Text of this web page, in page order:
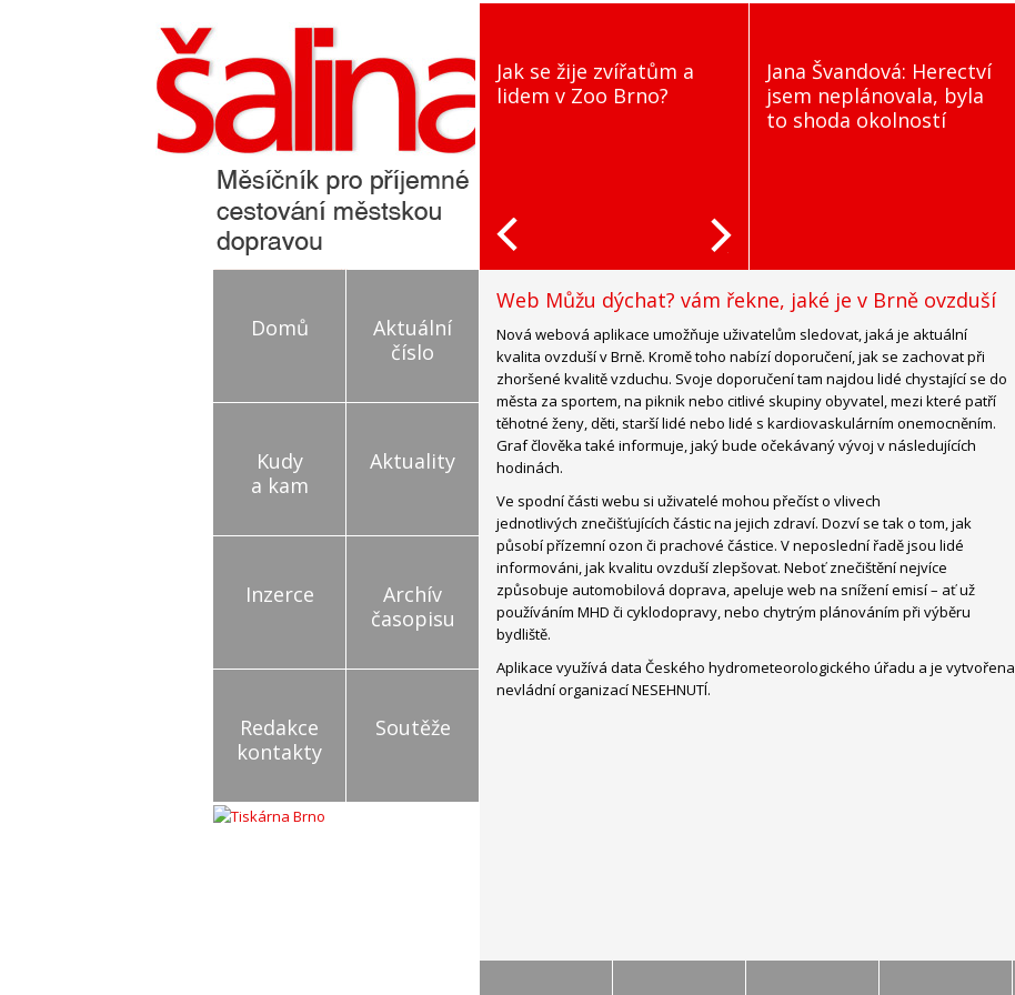
Jak se žije zvířatům a
lidem v Zoo Brno?
Jana Švandová: Herectví
jsem neplánovala, byla
to shoda okolností
Domů
Aktuální
číslo
Kudy
a kam
Aktuality
Inzerce
Archív
časopisu
Redakce
kontakty
Soutěže
Web Můžu dýchat? vám řekne, jaké je v Brně ovzduší
Nová webová aplikace umožňuje uživatelům sledovat, jaká je aktuální
kvalita ovzduší v Brně. Kromě toho nabízí doporučení, jak se zachovat při
zhoršené kvalitě vzduchu. Svoje doporučení tam najdou lidé chystající se do
města za sportem, na piknik nebo citlivé skupiny obyvatel, mezi které patří
těhotné ženy, děti, starší lidé nebo lidé s kardiovaskulárním onemocněním.
Graf člověka také informuje, jaký bude očekávaný vývoj v následujících
hodinách.
Ve spodní části webu si uživatelé mohou přečíst o vlivech
jednotlivých znečišťujících částic na jejich zdraví. Dozví se tak o tom, jak
působí přízemní ozon či prachové částice. V neposlední řadě jsou lidé
informováni, jak kvalitu ovzduší zlepšovat. Neboť znečištění nejvíce
způsobuje automobilová doprava, apeluje web na snížení emisí – ať už
používáním MHD či cyklodopravy, nebo chytrým plánováním při výběru
bydliště.
Aplikace využívá data Českého hydrometeorologického úřadu a je vytvořena
nevládní organizací NESEHNUTÍ.